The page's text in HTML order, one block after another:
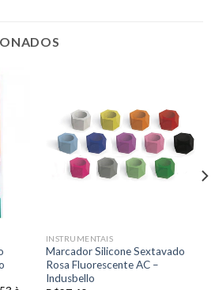
INSTRUMENTAIS
Marcador Silicone Sextavado
Rosa Fluorescente AC –
Indusbello